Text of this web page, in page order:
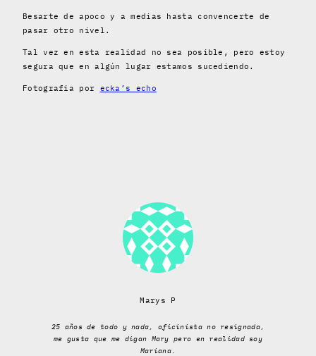
Besarte de apoco y a medias hasta convencerte de
pasar otro nivel.
Tal vez en esta realidad no sea posible, pero estoy
segura que en algún lugar estamos sucediendo.
Fotografia por ecka’s echo
Marys P
25 años de todo y nada, oficinista no resignada,
me gusta que me digan Mary pero en realidad soy
Mariana.